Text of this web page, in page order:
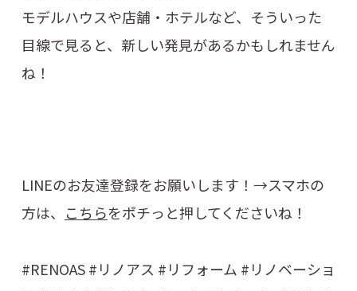
モデルハウスや店舗・ホテルなど、そういった
目線で見ると、新しい発見があるかもしれません
ね！
LINEのお友達登録をお願いします！ →スマホの
方は、 こちらをポチっと押してくださいね！
#RENOAS #リノアス #リフォーム #リノベーショ